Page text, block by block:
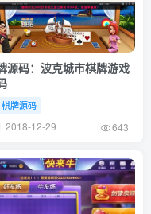
源码：波克城市棋牌游戏
棋牌源码
2018-12-29 643